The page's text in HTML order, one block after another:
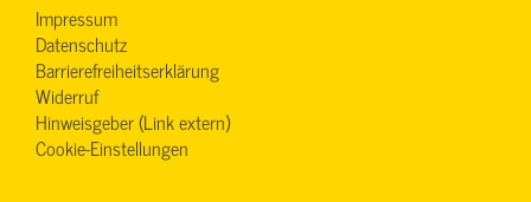
Impressum
Datenschutz
Barrierefreiheitserklärung
Widerruf
Hinweisgeber (Link extern)
Cookie-Einstellungen